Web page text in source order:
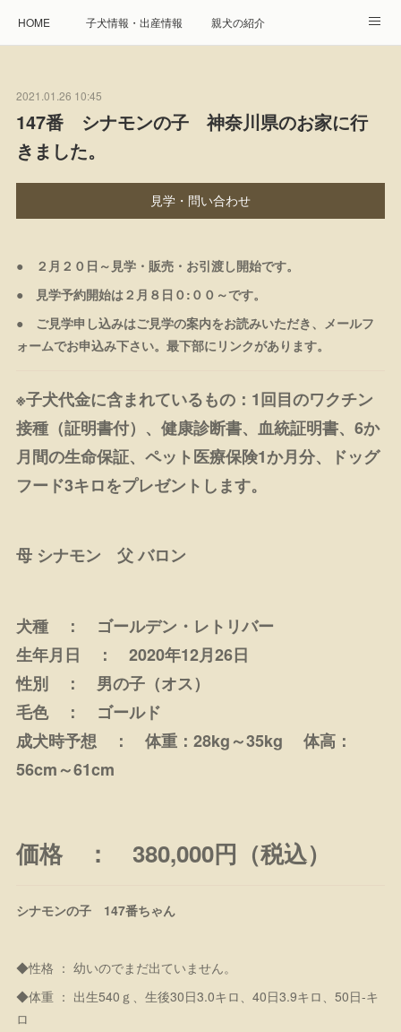
HOME 子犬情報・出産情報 親犬の紹介
遺伝疾患への取り組み アクセス
プレジール親睦会
2021.01.26 10:45
147番 シナモンの子 神奈川県のお家に行
きました。
見学・問い合わせ
● ２月２０日～見学・販売・お引渡し開始です。
● 見学予約開始は２月８日０:００～です。
● ご見学申し込みはご見学の案内をお読みいただき、メールフ
ォームでお申込み下さい。最下部にリンクがあります。
※子犬代金に含まれているもの：1回目のワクチン
接種（証明書付）、健康診断書、血統証明書、6か
月間の生命保証、ペット医療保険1か月分、ドッグ
フード3キロをプレゼントします。
母 シナモン 父 バロン
犬種 ： ゴールデン・レトリバー
生年月日 ： 2020年12月26日
性別 ： 男の子（オス）
毛色 ： ゴールド
成犬時予想 ： 体重：28kg～35kg 体高：
56cm～61cm
価格 ： 380,000円（税込）
シナモンの子 147番ちゃん
◆性格 ： 幼いのでまだ出ていません。
◆体重 ： 出生540ｇ、生後30日3.0キロ、40日3.9キロ、50日-キ
ロ